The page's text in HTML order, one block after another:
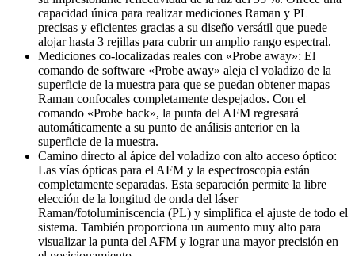
capacidad única para realizar mediciones Raman y PL
precisas y eficientes gracias a su diseño versátil que puede
alojar hasta 3 rejillas para cubrir un amplio rango espectral.
Mediciones co-localizadas reales con «Probe away»: El
comando de software «Probe away» aleja el voladizo de la
superficie de la muestra para que se puedan obtener mapas
Raman confocales completamente despejados. Con el
comando «Probe back», la punta del AFM regresará
automáticamente a su punto de análisis anterior en la
superficie de la muestra.
Camino directo al ápice del voladizo con alto acceso óptico:
Las vías ópticas para el AFM y la espectroscopia están
completamente separadas. Esta separación permite la libre
elección de la longitud de onda del láser
Raman/fotoluminiscencia (PL) y simplifica el ajuste de todo el
sistema. También proporciona un aumento muy alto para
visualizar la punta del AFM y lograr una mayor precisión en